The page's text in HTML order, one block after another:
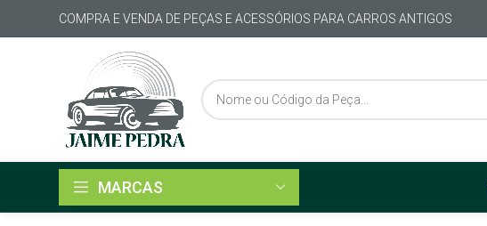
COMPRA E VENDA DE PEÇAS E ACESSÓRIOS PARA CARROS ANTIGOS
MARCAS